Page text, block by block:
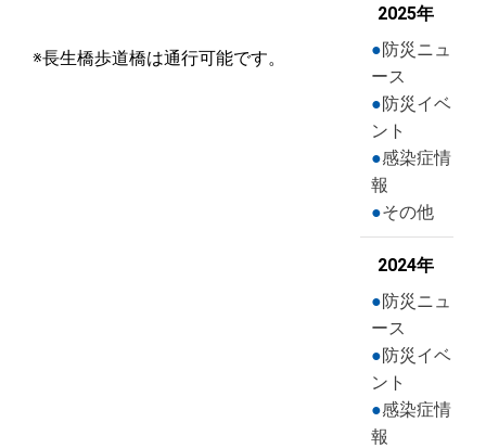
※長生橋歩道橋は通行可能です。
2025年
防災ニュ
ース
防災イベ
ント
感染症情
報
その他
2024年
防災ニュ
ース
防災イベ
ント
感染症情
報